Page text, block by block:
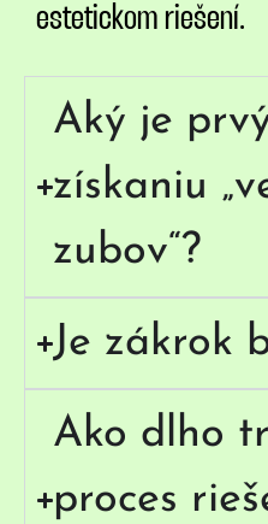
estetickom riešení.
Aký je
získaniu
zubov“?
Je zákrok
Ako dlho
proces